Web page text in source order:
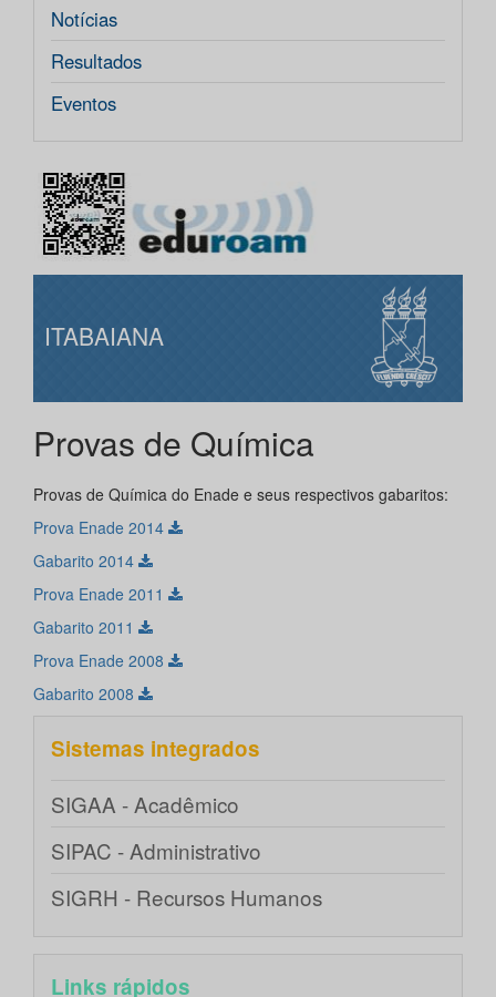
Notícias
Resultados
Eventos
ITABAIANA
Provas de Química
Provas de Química do Enade e seus respectivos gabaritos:
Prova Enade 2014
Gabarito 2014
Prova Enade 2011
Gabarito 2011
Prova Enade 2008
Gabarito 2008
Sistemas integrados
SIGAA - Acadêmico
SIPAC - Administrativo
SIGRH - Recursos Humanos
Links rápidos